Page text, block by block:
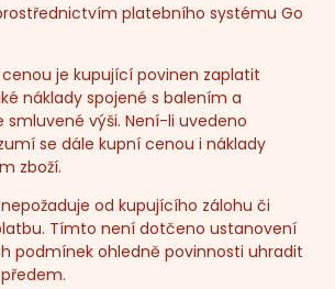
platebního systému Go
je kupující povinen zaplatit
náklady spojené s balením a
smluvené výši. Není-li uvedeno
se dále kupní cenou i náklady
zboží.
od kupujícího zálohu či
Tímto není dotčeno ustanovení
podmínek ohledně povinnosti uhradit